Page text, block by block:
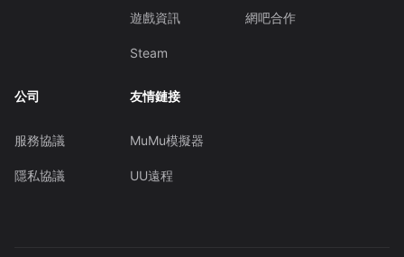
遊戲資訊
Steam
網吧合作
公司
服務協議
隱私協議
友情鏈接
MuMu模擬器
UU遠程